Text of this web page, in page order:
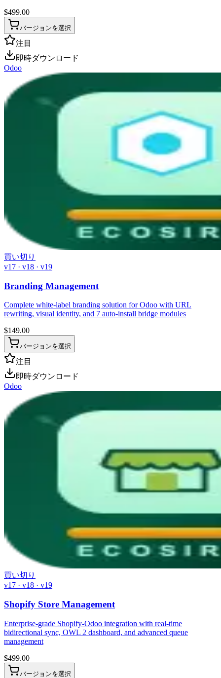
$499.00
バージョンを選択
注目
即時ダウンロード
Odoo
買い切り
v17 · v18 · v19
Branding Management
Complete white-label branding solution for Odoo with URL
rewriting, visual identity, and 7 auto-install bridge modules
$149.00
バージョンを選択
注目
即時ダウンロード
Odoo
買い切り
v17 · v18 · v19
Shopify Store Management
Enterprise-grade Shopify-Odoo integration with real-time
bidirectional sync, OWL 2 dashboard, and advanced queue
management
$499.00
バージョンを選択